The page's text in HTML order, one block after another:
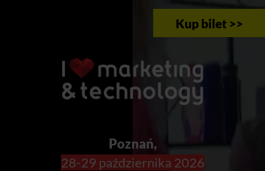
Kup bilet >>
Poznań,
28-29 października 2026